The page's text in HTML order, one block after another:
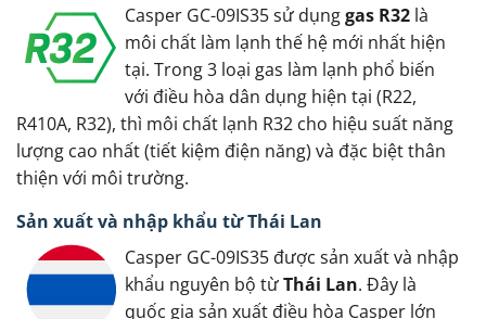
Casper GC-09IS35 sử dụnggas R32 là
môi chất làm lạnh thế hệ mới nhất hiện
tại. Trong 3 loại gas làm lạnh phổ biến
với điều hòa dân dụng hiện tại (R22,
R410A, R32), thì môi chất lạnh R32 cho hiệu suất năng
lượng cao nhất (tiết kiệm điện năng) và đặc biệt thân
thiện với môi trường.
Sản xuất và nhập khẩu từ Thái Lan
Casper GC-09IS35 được sản xuất và nhập
khẩu nguyên bộ từThái Lan. Đây là
quốc gia sản xuất điều hòa Casper lớn